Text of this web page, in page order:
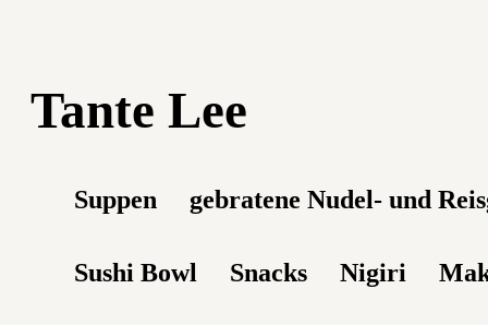
Tante Lee
Suppen gebratene Nudel- und
Sushi Bowl Snacks Nigiri